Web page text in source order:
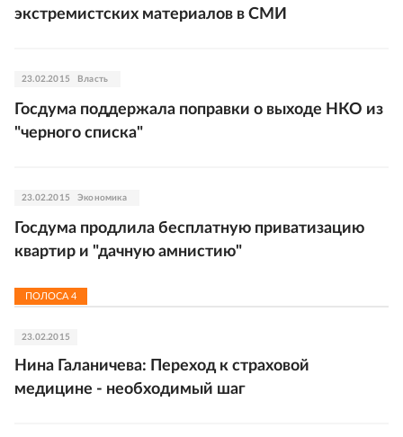
экстремистских материалов в СМИ
23.02.2015 Власть
Госдума поддержала поправки о выходе НКО из
"черного списка"
23.02.2015 Экономика
Госдума продлила бесплатную приватизацию
квартир и "дачную амнистию"
ПОЛОСА 4
23.02.2015
Нина Галаничева: Переход к страховой
медицине - необходимый шаг